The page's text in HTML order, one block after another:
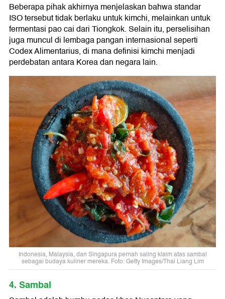
Beberapa pihak akhirnya menjelaskan bahwa standar
ISO tersebut tidak berlaku untuk kimchi, melainkan untuk
fermentasi pao cai dari Tiongkok. Selain itu, perselisihan
juga muncul di lembaga pangan internasional seperti
Codex Alimentarius, di mana definisi kimchi menjadi
perdebatan antara Korea dan negara lain.
Indonesia, Malaysia, dan Singapura pernah saling klaim atas sambal
sebagai budaya kuliner mereka. Foto: Getty Images/Thai Liang Lim
4. Sambal